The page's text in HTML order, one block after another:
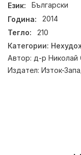
Език:
Български
Година:
2014
Тегло:
210
Категории:
Автор: д-р Николай
Издател: Изток-